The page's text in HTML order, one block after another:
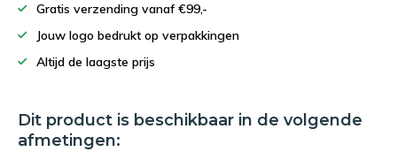
Gratis verzending vanaf €99,-
Jouw logo bedrukt op verpakkingen
Altijd de laagste prijs
Dit product is beschikbaar in de volgende
afmetingen: